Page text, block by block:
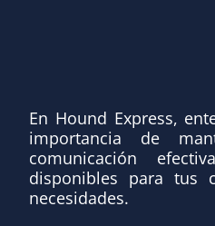
En Hound Express,
importancia de
comunicación
disponibles para tus
necesidades.